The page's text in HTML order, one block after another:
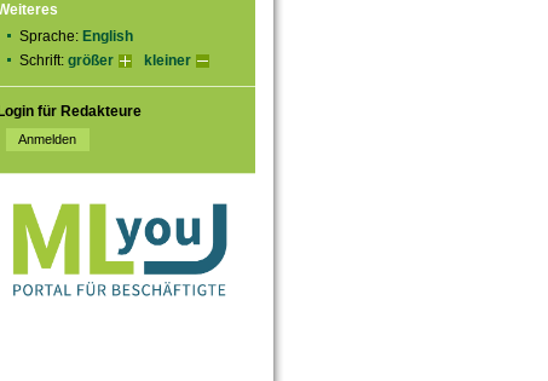
Sprache: English
Schrift: größer kleiner
für Redakteure